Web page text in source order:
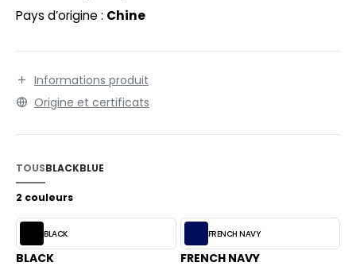
VETEMENTS
OF THE LOOM VINTAGE
- BLANKS
Pays d’origine : Chine
Informations produit
Origine et certificats
TOUSBLACKBLUE
2 couleurs
BLACK
BLACK
FRENCH NAVY
FRENCH NAVY